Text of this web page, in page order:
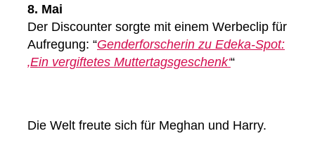
8. Mai
Der Discounter sorgte mit einem Werbeclip für
Aufregung: “Genderforscherin zu Edeka-Spot:
‚Ein vergiftetes Muttertagsgeschenk‘“
Die Welt freute sich für Meghan und Harry.